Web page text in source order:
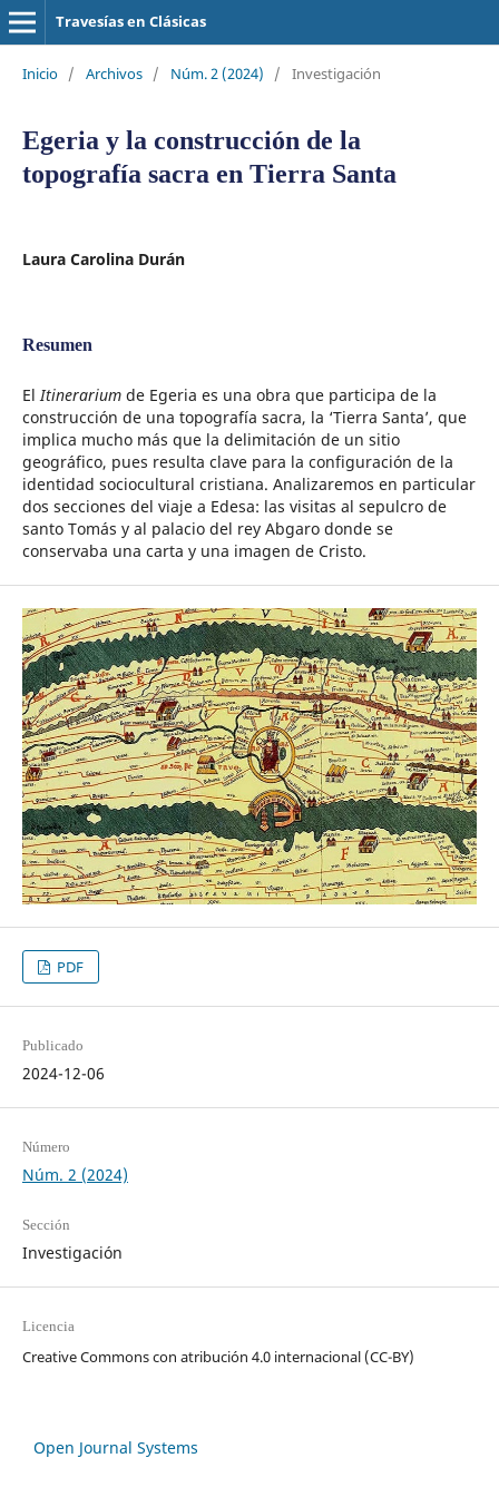
Travesías en Clásicas
Inicio / Archivos / Núm. 2 (2024) / Investigación
Egeria y la construcción de la
topografía sacra en Tierra Santa
Laura Carolina Durán
Resumen
ElItinerariumde Egeria es una obra que participa de la
construcción de una topografía sacra, la ‘Tierra Santa’, que
implica mucho más que la delimitación de un sitio
geográfico, pues resulta clave para la configuración de la
identidad sociocultural cristiana. Analizaremos en particular
dos secciones del viaje a Edesa: las visitas al sepulcro de
santo Tomás y al palacio del rey Abgaro donde se
conservaba una carta y una imagen de Cristo.
PDF
Publicado
2024-12-06
Número
Núm. 2 (2024)
Sección
Investigación
Licencia
Creative Commons con atribución 4.0 internacional (CC-BY)
Open Journal Systems